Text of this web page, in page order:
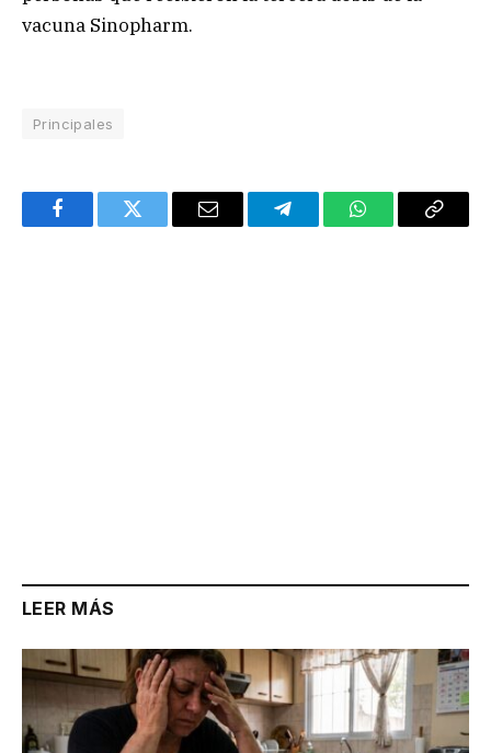
vacuna Sinopharm.
Principales
FacebookTwitter Email TelegramWhatsAppCopy
LEER MÁS